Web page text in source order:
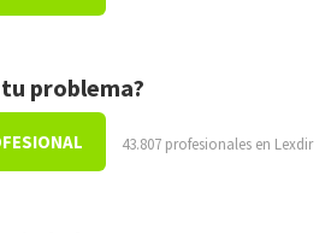
problema?
43.807 profesionales en Lexdir